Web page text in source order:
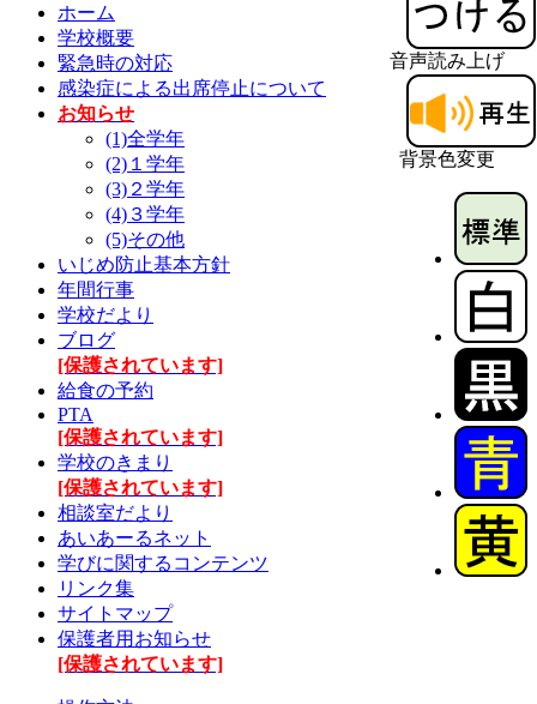
音声読み上げ
背景色変更
ホーム
学校概要
緊急時の対応
感染症による出席停止について
お知らせ
(1)全学年
(2)１学年
(3)２学年
(4)３学年
(5)その他
いじめ防止基本方針
年間行事
学校だより
ブログ
[保護されています]
給食の予約
PTA
[保護されています]
学校のきまり
[保護されています]
相談室だより
あいあーるネット
学びに関するコンテンツ
リンク集
サイトマップ
保護者用お知らせ
[保護されています]